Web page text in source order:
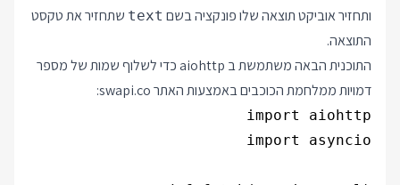
ותחזיר אוביקט תוצאה שלו פונקציה בשם text שתחזיר את טקסט
התוצאה.
התוכנית הבאה משתמשת ב aiohttp כדי לשלוף שמות של מספר
דמויות ממלחמת הכוכבים באמצעות האתר swapi.co: